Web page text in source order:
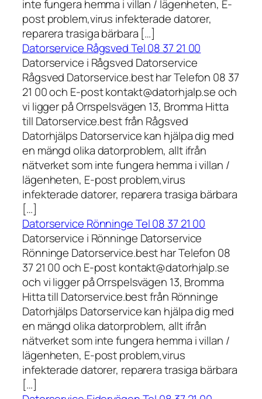
inte fungera hemma i villan / lägenheten, E-
post problem,virus infekterade datorer,
reparera trasiga bärbara […]
Datorservice Rågsved Tel 08 37 21 00
Datorservice i Rågsved Datorservice
Rågsved Datorservice.best har Telefon 08 37
21 00 och E-post kontakt@datorhjalp.se och
vi ligger på Orrspelsvägen 13, Bromma Hitta
till Datorservice.best från Rågsved
Datorhjälps Datorservice kan hjälpa dig med
en mängd olika datorproblem, allt ifrån
nätverket som inte fungera hemma i villan /
lägenheten, E-post problem,virus
infekterade datorer, reparera trasiga bärbara
[…]
Datorservice Rönninge Tel 08 37 21 00
Datorservice i Rönninge Datorservice
Rönninge Datorservice.best har Telefon 08
37 21 00 och E-post kontakt@datorhjalp.se
och vi ligger på Orrspelsvägen 13, Bromma
Hitta till Datorservice.best från Rönninge
Datorhjälps Datorservice kan hjälpa dig med
en mängd olika datorproblem, allt ifrån
nätverket som inte fungera hemma i villan /
lägenheten, E-post problem,virus
infekterade datorer, reparera trasiga bärbara
[…]